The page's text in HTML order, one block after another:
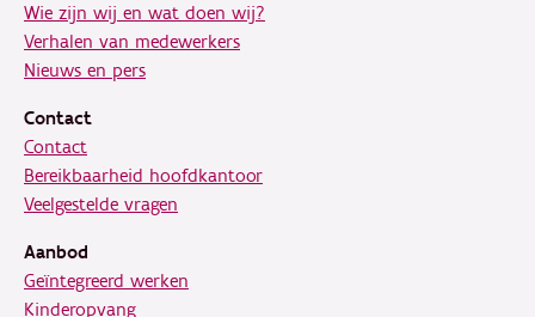
Wie zijn wij en wat doen wij?
Verhalen van medewerkers
Nieuws en pers
Contact
Contact
Bereikbaarheid hoofdkantoor
Veelgestelde vragen
Aanbod
Geïntegreerd werken
Kinderopvang